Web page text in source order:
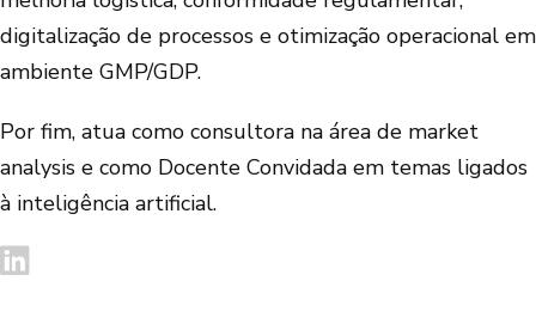
digitalização de processos e otimização operacional em
ambiente GMP/GDP.
Por fim, atua como consultora na área de market
analysis e como Docente Convidada em temas ligados
à inteligência artificial.